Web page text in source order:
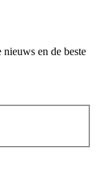
en de beste